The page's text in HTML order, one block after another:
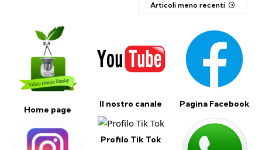
Articoli meno recenti
Home page
Il nostro canale Pagina Facebook
Profilo Tik Tok